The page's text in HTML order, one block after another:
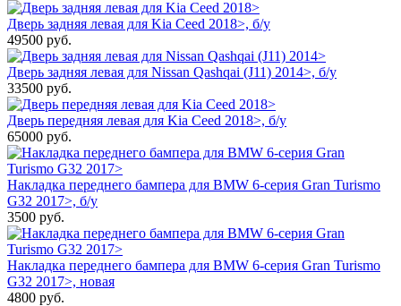
Дверь задняя левая для Kia Ceed 2018>, б/у
49500 руб.
Дверь задняя левая для Nissan Qashqai (J11) 2014>, б/у
33500 руб.
Дверь передняя левая для Kia Ceed 2018>, б/у
65000 руб.
Накладка переднего бампера для BMW 6-серия Gran Turismo
G32 2017>, б/у
3500 руб.
Накладка переднего бампера для BMW 6-серия Gran Turismo
G32 2017>, новая
4800 руб.